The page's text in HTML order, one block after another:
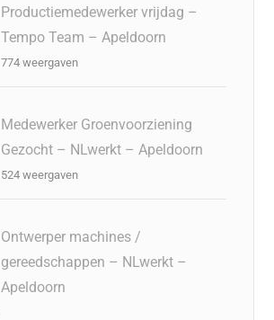
Productiemedewerker vrijdag –
Tempo Team – Apeldoorn
774 weergaven
Medewerker Groenvoorziening
Gezocht – NLwerkt – Apeldoorn
524 weergaven
Ontwerper machines /
gereedschappen – NLwerkt –
Apeldoorn